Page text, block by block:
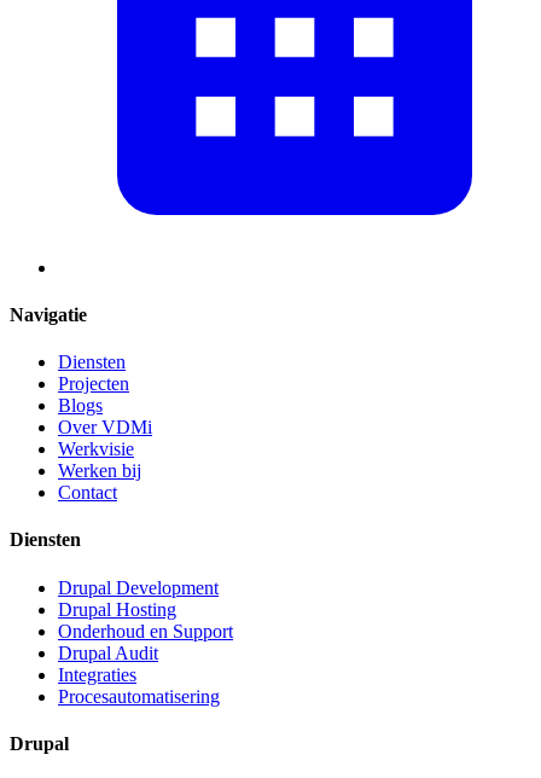
Navigatie
Diensten
Projecten
Blogs
Over VDMi
Werkvisie
Werken bij
Contact
Diensten
Drupal Development
Drupal Hosting
Onderhoud en Support
Drupal Audit
Integraties
Procesautomatisering
Drupal